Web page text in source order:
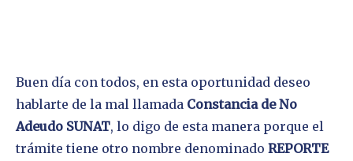
Buen día con todos, en esta oportunidad deseo
hablarte de la mal llamada Constancia de No
Adeudo SUNAT, lo digo de esta manera porque el
trámite tiene otro nombre denominado REPORTE